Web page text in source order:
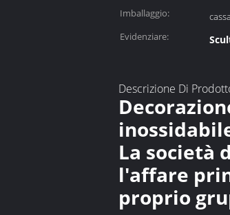
Imballaggio:
Evidenziare:
Descrizione Di
La società
l'affare
proprio